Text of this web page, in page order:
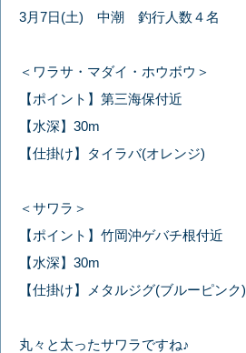
3月7日(土) 中潮 釣行人数４名
＜ワラサ・マダイ・ホウボウ＞
【ポイント】第三海保付近
【水深】30m
【仕掛け】タイラバ(オレンジ)
＜サワラ＞
【ポイント】竹岡沖ゲバチ根付近
【水深】30m
【仕掛け】メタルジグ(ブルーピンク)
丸々と太ったサワラですね♪